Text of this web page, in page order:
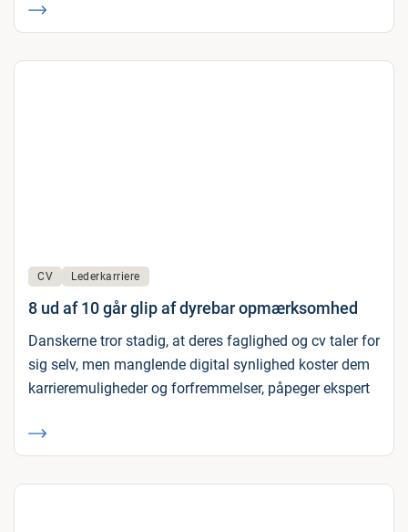
CV Lederkarriere
8 ud af 10 går glip af dyrebar opmærksomhed
Danskerne tror stadig, at deres faglighed og cv taler for
sig selv, men manglende digital synlighed koster dem
karrieremuligheder og forfremmelser, påpeger ekspert